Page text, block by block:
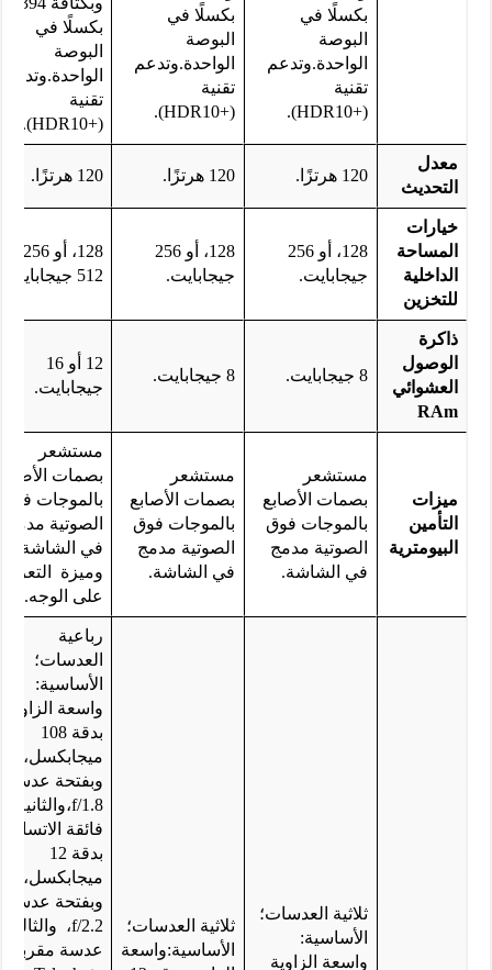
بكسلًا في
البوصة
الواحدة.وتدعم
تقنية
(+HDR10).
بكسلًا في
البوصة
الواحدة.وتدعم
تقنية
(+HDR10).
بكسلًا في
البوصة
الواحدة.وتدعم
تقنية
(+HDR10).
معدل
التحديث
120 هرتزًا. 120 هرتزًا. 120 هرتزًا.
خيارات
المساحة
الداخلية
للتخزين
128، أو 256
جيجابايت.
128، أو 256
جيجابايت.
128، أو 256، أو
512 جيجابايت.
ذاكرة
الوصول
العشوائي
RAm
8 جيجابايت. 8 جيجابايت.
12 أو 16
جيجابايت.
ميزات
التأمين
البيومترية
مستشعر
بصمات الأصابع
بالموجات فوق
الصوتية مدمج
في الشاشة.
مستشعر
بصمات الأصابع
بالموجات فوق
الصوتية مدمج
في الشاشة.
مستشعر
بصمات الأصابع
بالموجات فوق
الصوتية مدمج
في الشاشة،
وميزة التعرف
على الوجه.
ثلاثية العدسات؛
الأساسية:
واسعة الزاوية
ثلاثية العدسات؛
الأساسية:واسعة
رباعية
العدسات؛
الأساسية:
واسعة الزاوية
بدقة 108
ميجابكسل،
وبفتحة عدسة
f/1.8،والثانية:
فائقة الاتساع
بدقة 12
ميجابكسل،
وبفتحة عدسة
f/2.2، والثالثة:
عدسة مقربة